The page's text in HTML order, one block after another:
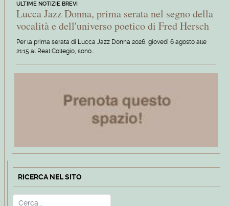
ULTIME NOTIZIE BREVI
Lucca Jazz Donna, prima serata nel segno della
vocalità e dell'universo poetico di Fred Hersch
Per la prima serata di Lucca Jazz Donna 2026, giovedì 6 agosto alle
21:15 al Real Collegio, sono…
RICERCA NEL SITO
Cerca Type 2 or more characters for